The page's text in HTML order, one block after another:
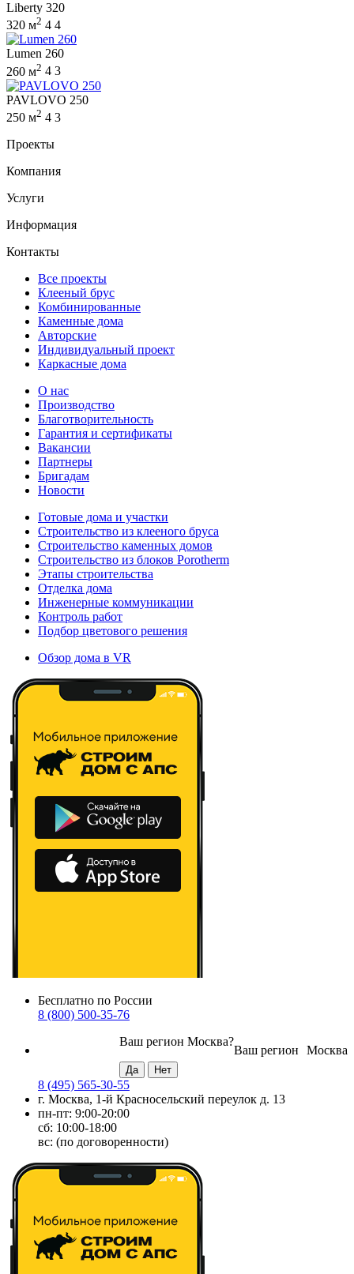
Liberty 320
320 м2 4 4
Lumen 260
260 м2 4 3
PAVLOVO 250
250 м2 4 3
Проекты
Компания
Услуги
Информация
Контакты
Все проекты
Клееный брус
Комбинированные
Каменные дома
Авторские
Индивидуальный проект
Каркасные дома
О нас
Производство
Благотворительность
Гарантия и сертификаты
Вакансии
Партнеры
Бригадам
Новости
Готовые дома и участки
Строительство из клееного бруса
Строительство каменных домов
Строительство из блоков Porotherm
Этапы строительства
Отделка дома
Инженерные коммуникации
Контроль работ
Подбор цветового решения
Обзор дома в VR
Бесплатно по России
8 (800) 500-35-76
Москва
Ваш регион
Ваш регион Москва?
8 (495) 565-30-55
г. Москва, 1-й Красносельский переулок д. 13
пн-пт: 9:00-20:00
сб: 10:00-18:00
вс: (по договоренности)